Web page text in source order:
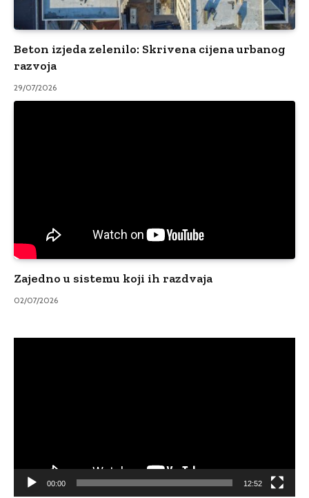
Beton izjeda zelenilo: Skrivena cijena urbanog
razvoja
29/07/2026
Zajedno u sistemu koji ih razdvaja
02/07/2026
00:00 12:52